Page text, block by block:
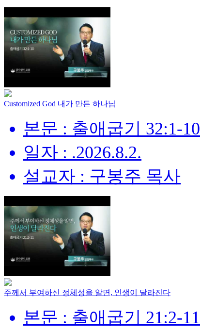
Customized God 내가 만든 하나님
본문 : 출애굽기 32:1-10
일자 : .2026.8.2.
설교자 : 구봉주 목사
주께서 부여하신 정체성을 알면, 인생이 달라진다
본문 : 출애굽기 21:2-11